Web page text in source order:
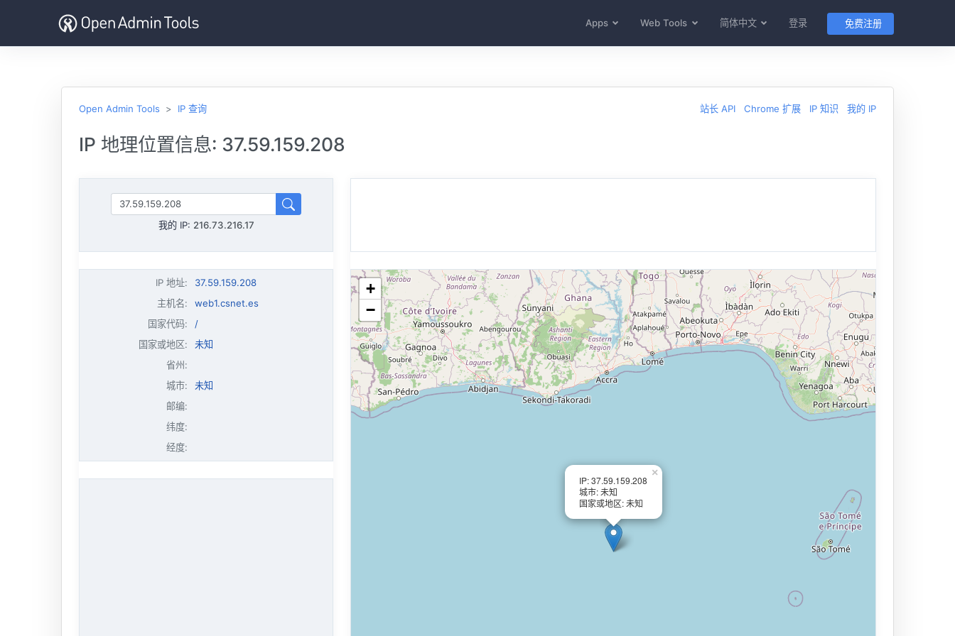
Apps Web Tools 简体中文 登录 免费注册
Open Admin Tools IP 查询 站长 API Chrome 扩展 IP 知识 我的 IP
IP 地理位置信息: 37.59.159.208
我的 IP: 216.73.216.17
IP 地址:
37.59.159.208
主机名:
web1.csnet.es
国家代码:
/
国家或地区:
未知
省州:
城市:
未知
邮编:
纬度:
经度:
IP: 37.59.159.208
城市: 未知
国家或地区: 未知
×
+
−